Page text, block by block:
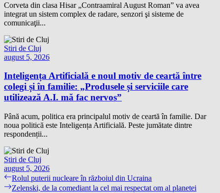
Corveta din clasa Hisar „Contraamiral August Roman” va avea
integrat un sistem complex de radare, senzori şi sisteme de
comunicaţii...
Stiri de Cluj
august 5, 2026
Inteligența Artificială e noul motiv de ceartă între
colegi și în familie: „Produsele și serviciile care
utilizează A.I. mă fac nervos”
Până acum, politica era principalul motiv de ceartă în familie. Dar
noua politică este Inteligența Artificială. Peste jumătate dintre
respondenții...
Stiri de Cluj
august 5, 2026
Navigare
Previous
post:
Rolul puterii nucleare în războiul din Ucraina
Next
Zelenski, de la comediant la cel mai respectat om al planetei